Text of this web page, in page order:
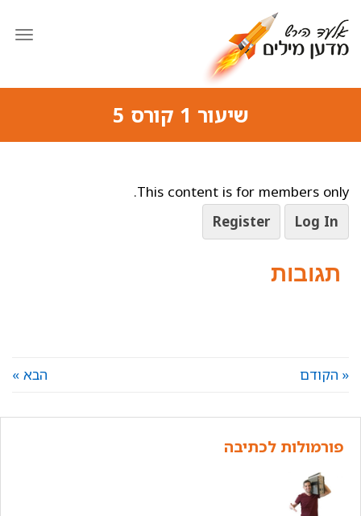
שיעור 1 קורס 5
This content is for members only.
Log In
Register
תגובות
« הקודם הבא »
פורמולות לכתיבה